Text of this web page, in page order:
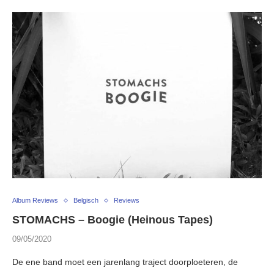
Album Reviews Belgisch Reviews
STOMACHS – Boogie (Heinous Tapes)
09/05/2020
De ene band moet een jarenlang traject doorploeteren, de